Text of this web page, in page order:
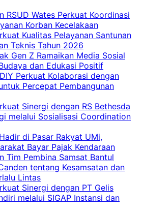
RSUD Wates Perkuat Koordinasi
Korban Kecelakaan
Kualitas Pelayanan Santunan
Teknis Tahun 2026
Gen Z Ramaikan Media Sosial
dan Edukasi Positif
Perkuat Kolaborasi dengan
Percepat Pembangunan
Sinergi dengan RS Bethesda
melalui Sosialisasi Coordination
di Pasar Rakyat UMi,
Bayar Pajak Kendaraan
Tim Pembina Samsat Bantul
tentang Kesamsatan dan
Lintas
Sinergi dengan PT Gelis
melalui SIGAP Instansi dan